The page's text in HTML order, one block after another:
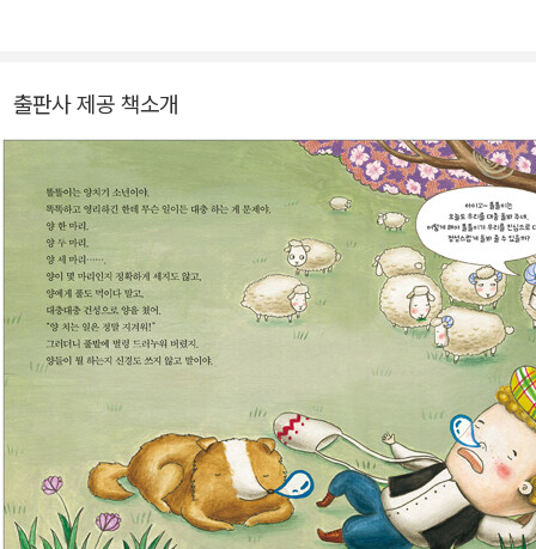
출판사 제공 책소개